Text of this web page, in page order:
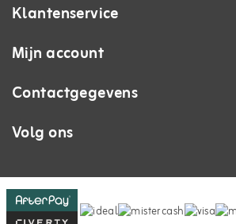
Klantenservice
Mijn account
Contactgegevens
Volg ons